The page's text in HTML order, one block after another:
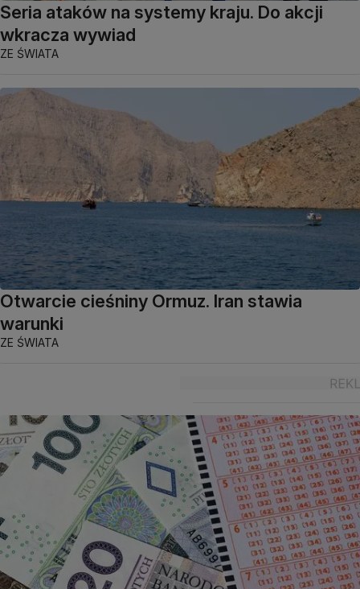
Seria ataków na systemy kraju. Do akcji
wkracza wywiad
ZE ŚWIATA
Otwarcie cieśniny Ormuz. Iran stawia
warunki
ZE ŚWIATA